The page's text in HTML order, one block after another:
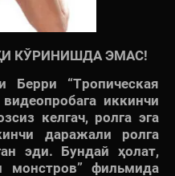
КЎРИНИШДА ЭМАС!
“Тропическая
иккинчи
келгач, ролга эга
даражали ролга
эди. Бундай ҳолат,
монстров” фильмида